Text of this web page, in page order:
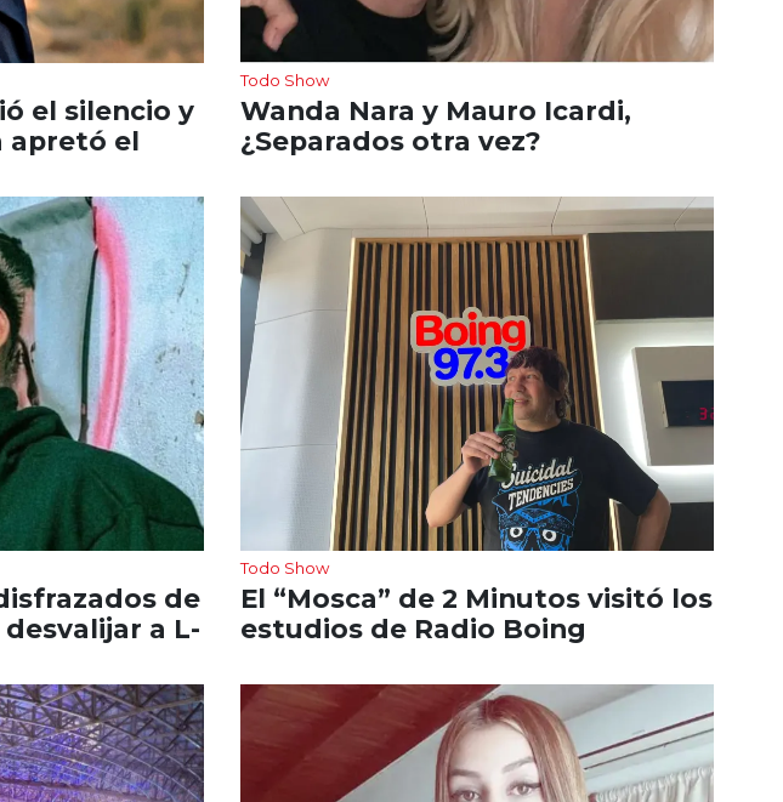
el silencio y
apretó el
Todo Show
Wanda Nara y Mauro Icardi,
¿Separados otra vez?
de
a L-
Todo Show
El “Mosca” de 2 Minutos visitó los
estudios de Radio Boing